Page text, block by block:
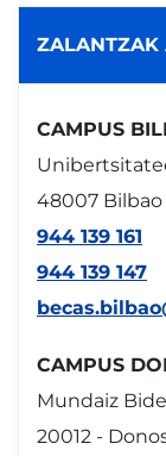
ZALANTZAK
CAMPUS
48007 Bilbao
944 139 161
944 139 147
CAMPUS
Mundaiz
20012 -